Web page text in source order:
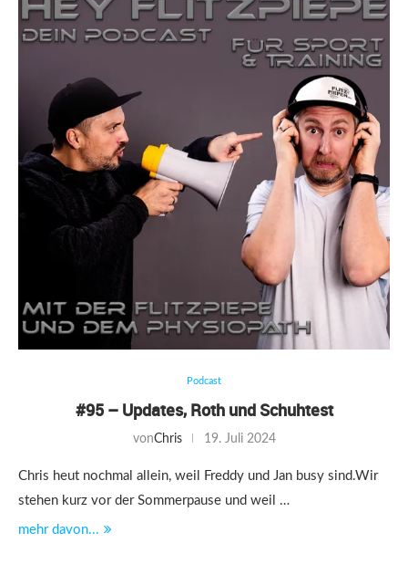
Podcast
#95 – Updates, Roth und Schuhtest
vonChris 19. Juli 2024
Chris heut nochmal allein, weil Freddy und Jan busy sind.Wir
stehen kurz vor der Sommerpause und weil …
mehr davon...